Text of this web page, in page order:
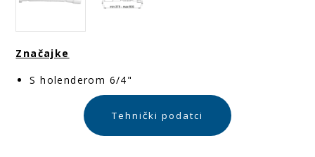
Značajke
S holenderom 6/4"
Tehnički podatci